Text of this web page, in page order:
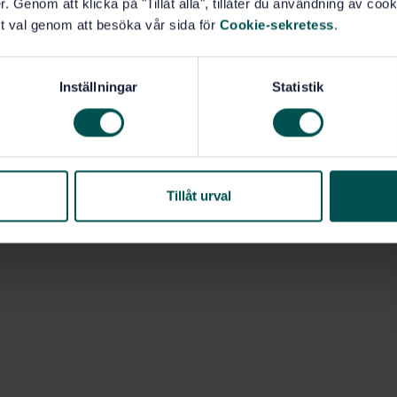
Genom att klicka på "Tillåt alla", tillåter du användning av
val genom att besöka vår sida för Cookie-sekretess.
Inställningar Statistik
Tillåt urval